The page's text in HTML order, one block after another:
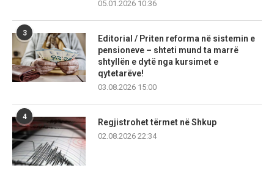
05.01.2026 10:36
3
Editorial / Priten reforma në sistemin e
pensioneve – shteti mund ta marrë
shtyllën e dytë nga kursimet e
qytetarëve!
03.08.2026 15:00
4
Regjistrohet tërmet në Shkup
02.08.2026 22:34